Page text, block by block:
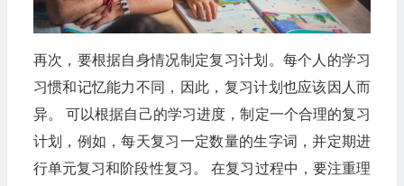
再次，要根据自身情况制定复习计划。每个人的学习
习惯和记忆能力不同，因此，复习计划也应该因人而
异。 可以根据自己的学习进度，制定一个合理的复习
计划，例如，每天复习一定数量的生字词，并定期进
行单元复习和阶段性复习。 在复习过程中，要注重理